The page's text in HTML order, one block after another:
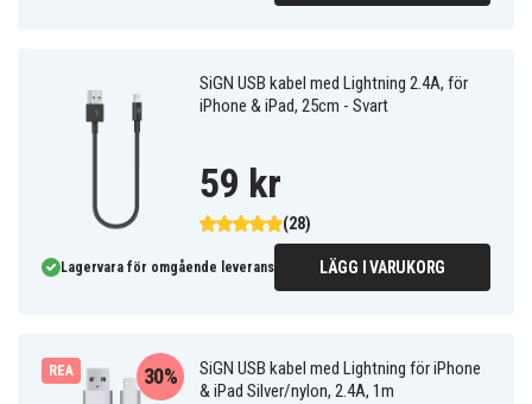
SiGN USB kabel med Lightning 2.4A, för
iPhone & iPad, 25cm - Svart
(28)
59 kr
Lagervara för omgående leverans LÄGG I VARUKORG
REA
SiGN USB kabel med Lightning för iPhone
& iPad Silver/nylon, 2.4A, 1m
30%